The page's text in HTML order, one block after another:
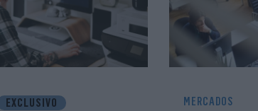
EXCLUSIVO MERCADOS